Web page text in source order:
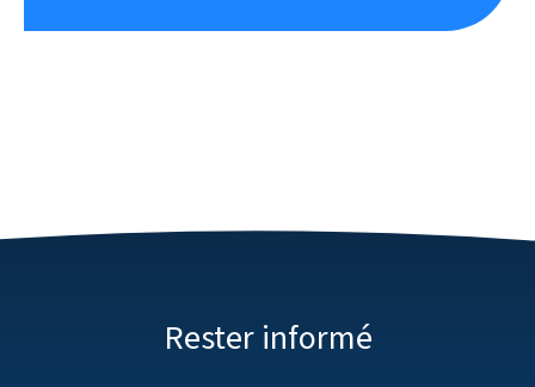
Rester informé